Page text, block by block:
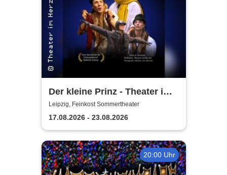
Der kleine Prinz - Theater im
Herzen
Leipzig, Feinkost Sommertheater
17.08.2026 - 23.08.2026
20:00 Uhr